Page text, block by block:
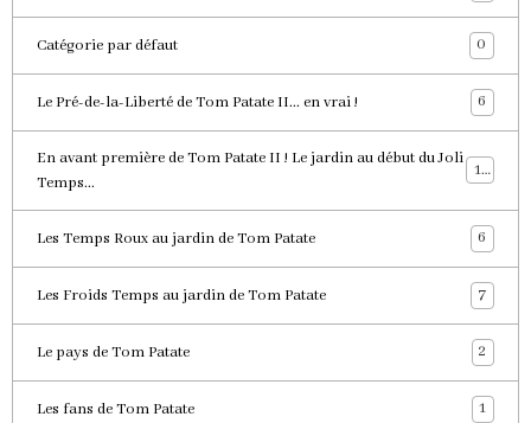
Catégorie par défaut 0
Le Pré-de-la-Liberté de Tom Patate II... en vrai ! 6
En avant première de Tom Patate II ! Le jardin au début du Joli
Temps...
11
Les Temps Roux au jardin de Tom Patate 6
Les Froids Temps au jardin de Tom Patate 7
Le pays de Tom Patate 2
Les fans de Tom Patate 1